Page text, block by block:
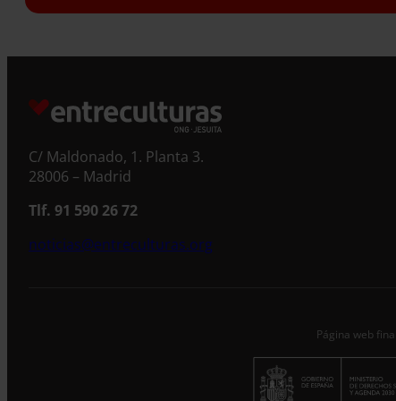
C/ Maldonado, 1. Planta 3.
28006 – Madrid
Tlf. 91 590 26 72
noticias@entreculturas.org
Página web